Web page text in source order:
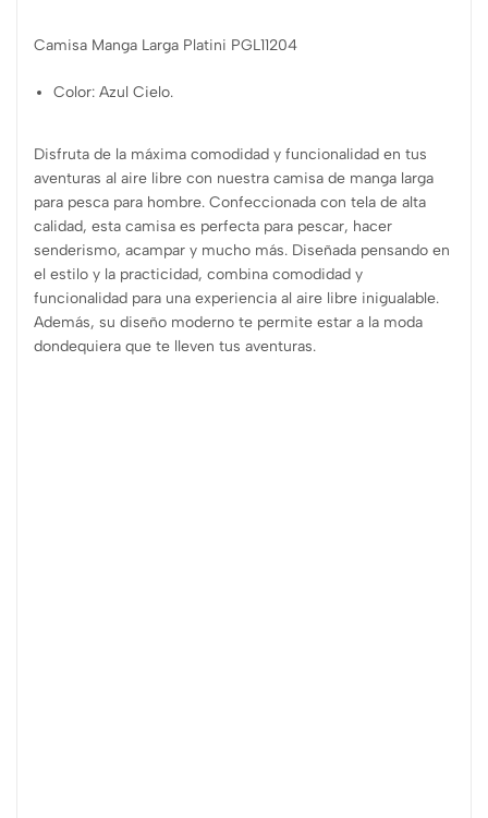
Camisa Manga Larga Platini PGL11204
Color: Azul Cielo.
Disfruta de la máxima comodidad y funcionalidad en tus
aventuras al aire libre con nuestra camisa de manga larga
para pesca para hombre. Confeccionada con tela de alta
calidad, esta camisa es perfecta para pescar, hacer
senderismo, acampar y mucho más. Diseñada pensando en
el estilo y la practicidad, combina comodidad y
funcionalidad para una experiencia al aire libre inigualable.
Además, su diseño moderno te permite estar a la moda
dondequiera que te lleven tus aventuras.